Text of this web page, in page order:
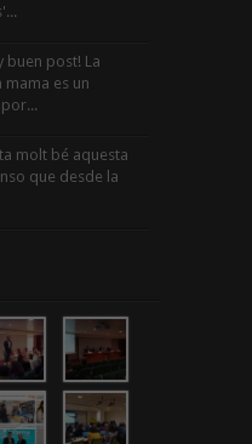
buen post! La
es un
molt bé aquesta
que desde la